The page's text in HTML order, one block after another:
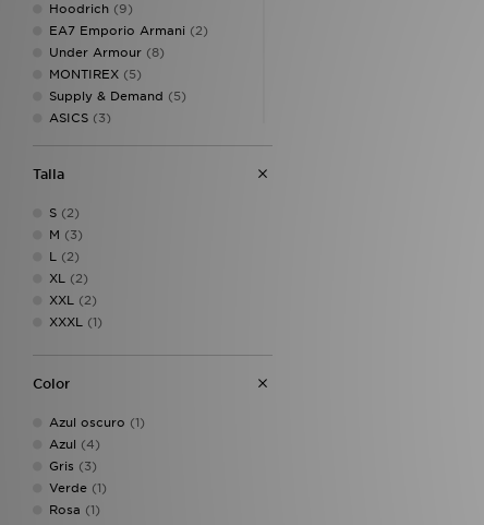
Hoodrich (9)
EA7 Emporio Armani (2)
Under Armour (8)
MONTIREX (5)
Supply & Demand (5)
ASICS (3)
New Balance
Technicals
Trailberg
True Religion
Belier
Berghaus
On Running
Reebok (2)
Reprimo
AYBL (1)
Billionaire Boys Club
BOSS (1)
Champion
Fred Perry
Talla
S (2)
M (3)
L (2)
XL (2)
XXL (2)
XXXL (1)
Color
Azul oscuro (1)
Azul (4)
Gris (3)
Verde (1)
Rosa (1)